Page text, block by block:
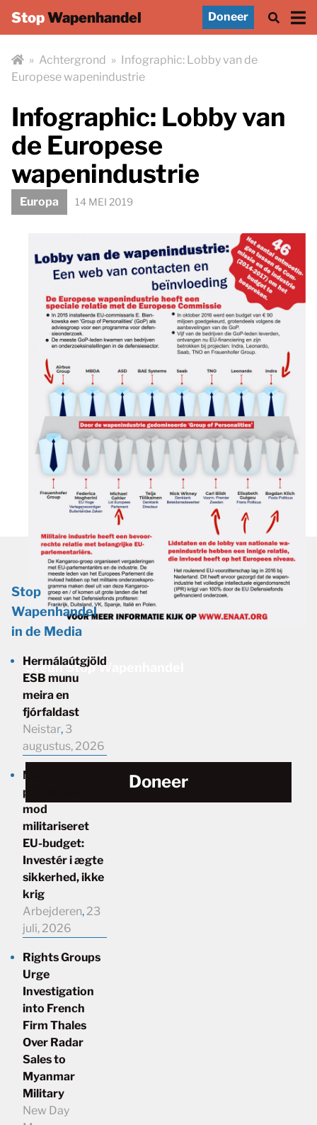
StopWapenhandel Doneer
» Achtergrond » Infographic: Lobby van de
Europese wapenindustrie
Infographic: Lobby van
de Europese
wapenindustrie
Europa 14 MEI 2019
Steun Stop Wapenhandel
Doneer
Stop
Wapenhandel
in de Media
Hermálaútgjöld
ESB munu
meira en
fjórfaldast
Neistar, 3
augustus, 2026
NGO’er
protesterer
mod
militariseret
EU-budget:
Investér i ægte
sikkerhed, ikke
krig
Arbejderen, 23
juli, 2026
Rights Groups
Urge
Investigation
into French
Firm Thales
Over Radar
Sales to
Myanmar
Military
New Day